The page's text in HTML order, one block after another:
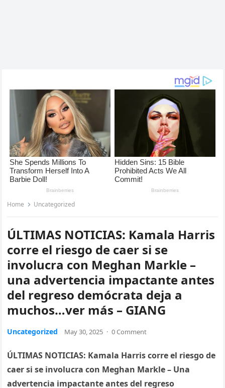
Home Uncategorized
ÚLTIMAS NOTICIAS: Kamala Harris
corre el riesgo de caer si se
involucra con Meghan Markle –
una advertencia impactante antes
del regreso demócrata deja a
muchos…ver más – GIANG
Uncategorized May 30, 2025 · 0 Comment
ÚLTIMAS NOTICIAS: Kamala Harris corre el riesgo de
caer si se involucra con Meghan Markle – Una
advertencia impactante antes del regreso